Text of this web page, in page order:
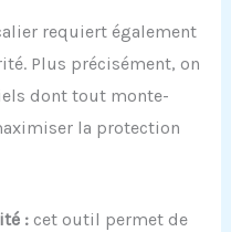
requiert également
Plus précisément, on
dont tout monte-
la protection
:cet outil permet de